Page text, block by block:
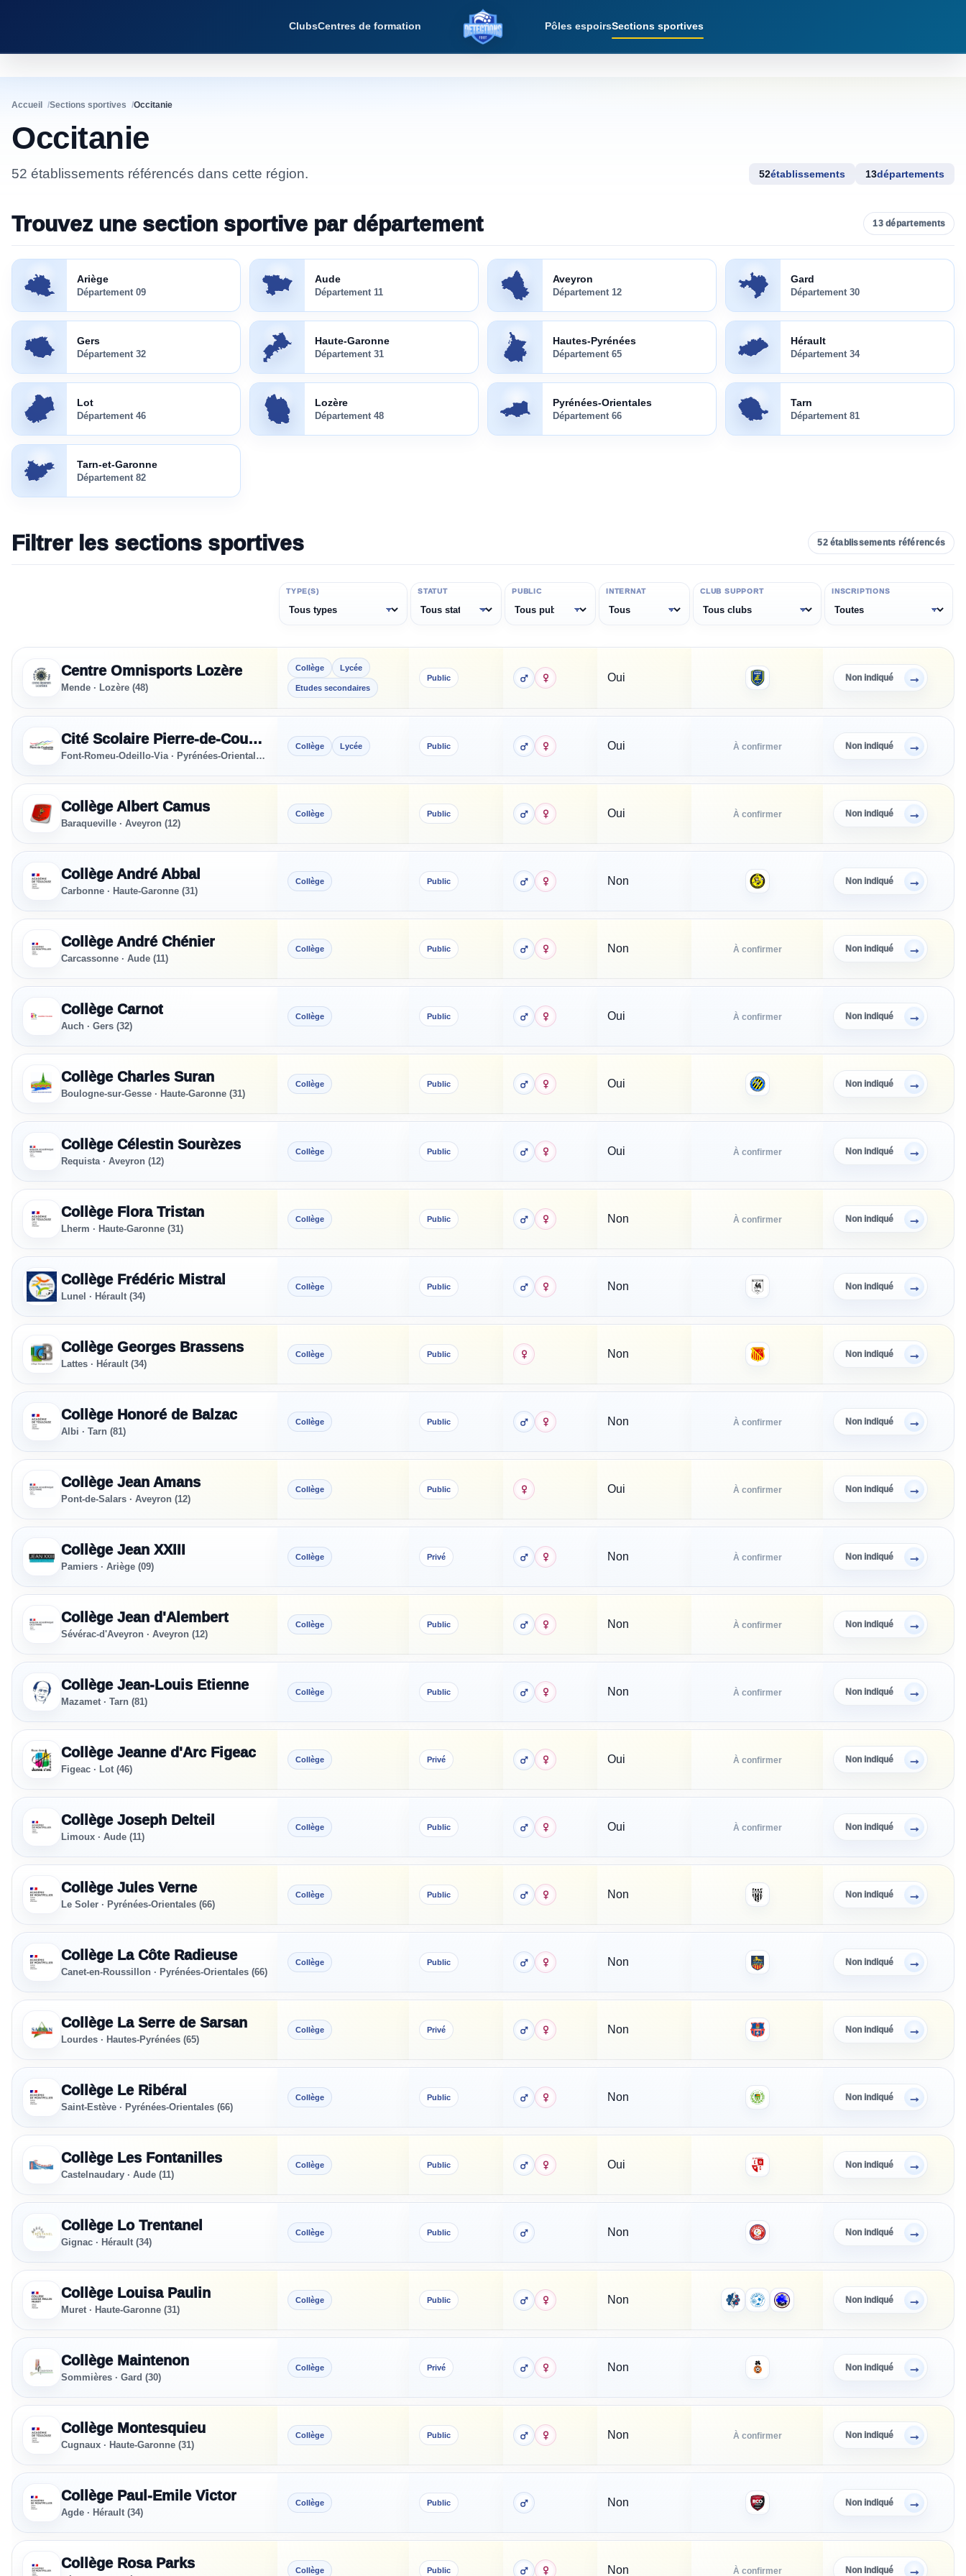
ClubsCentres de formation
Détections Foot
Pôles espoirsSections sportives
Accueil Sections sportives Occitanie
Occitanie
52 établissements référencés dans cette région. 52établissements 13départements
Trouvez une section sportive par département 13 départements
Ariège
Département 09
Aude
Département 11
Aveyron
Aveyron
Département 12
Gard
Gard
Département 30
Gers
Département 32
Haute-Garonne
Haute-Garonne
Département 31
Hautes-Pyrénées
Hautes-Pyrénées
Département 65
Hérault
Département 34
Lot(46
Lot
Département 46
Lozère
Lozère
Département 48
Pyrénées-Orientales
Département 66
Tarn
Département 81
Tarn-et-Garonne
Département 82
Filtrer les sections sportives 52établissements référencés
Sections sportives référencées en Occitanie
TYPE(S) STATUT PUBLIC INTERNAT CLUB SUPPORT INSCRIPTIONS
Centre Omnisports Lozère
Mende · Lozère (48)
Collège Lycée
Etudes secondaires
Public Oui Non indiqué →
Cité Scolaire Pierre-de-Coubertin
Font-Romeu-Odeillo-Via · Pyrénées-Orientales (66)
Collège Lycée Public Oui À confirmer Non indiqué →
Collège Albert Camus
Baraqueville · Aveyron (12)
Collège Public Oui À confirmer Non indiqué →
Collège André Abbal
Carbonne · Haute-Garonne (31)
Collège Public Non Non indiqué →
Collège André Chénier
Carcassonne · Aude (11)
Collège Public Non À confirmer Non indiqué →
Collège Carnot
Auch · Gers (32)
Collège Public Oui À confirmer Non indiqué →
Collège Charles Suran
Boulogne-sur-Gesse · Haute-Garonne (31)
Collège Public Oui Non indiqué →
Collège Célestin Sourèzes
Requista · Aveyron (12)
Collège Public Oui À confirmer Non indiqué →
Collège Flora Tristan
Lherm · Haute-Garonne (31)
Collège Public Non À confirmer Non indiqué →
Collège Frédéric Mistral
Lunel · Hérault (34)
Collège Public Non Non indiqué →
Collège Georges Brassens
Lattes · Hérault (34)
Collège Public Non Non indiqué →
Collège Honoré de Balzac
Albi · Tarn (81)
Collège Public Non À confirmer Non indiqué →
Collège Jean Amans
Pont-de-Salars · Aveyron (12)
Collège Public Oui À confirmer Non indiqué →
Collège Jean XXIII
Pamiers · Ariège (09)
Collège Privé Non À confirmer Non indiqué →
Collège Jean d'Alembert
Sévérac-d'Aveyron · Aveyron (12)
Collège Public Non À confirmer Non indiqué →
Collège Jean-Louis Etienne
Mazamet · Tarn (81)
Collège Public Non À confirmer Non indiqué →
Collège Jeanne d'Arc Figeac
Figeac · Lot (46)
Collège Privé Oui À confirmer Non indiqué →
Collège Joseph Delteil
Limoux · Aude (11)
Collège Public Oui À confirmer Non indiqué →
Collège Jules Verne
Le Soler · Pyrénées-Orientales (66)
Collège Public Non Non indiqué →
Collège La Côte Radieuse
Canet-en-Roussillon · Pyrénées-Orientales (66)
Collège Public Non Non indiqué →
Collège La Serre de Sarsan
Lourdes · Hautes-Pyrénées (65)
Collège Privé Non Non indiqué →
Collège Le Ribéral
Saint-Estève · Pyrénées-Orientales (66)
Collège Public Non Non indiqué →
Collège Les Fontanilles
Castelnaudary · Aude (11)
Collège Public Oui Non indiqué →
Collège Lo Trentanel
Gignac · Hérault (34)
Collège Public Non Non indiqué →
Collège Louisa Paulin
Muret · Haute-Garonne (31)
Collège Public Non Non indiqué →
Collège Maintenon
Sommières · Gard (30)
Collège Privé Non Non indiqué →
Collège Montesquieu
Cugnaux · Haute-Garonne (31)
Collège Public Non À confirmer Non indiqué →
Collège Paul-Emile Victor
Agde · Hérault (34)
Collège Public Non Non indiqué →
Collège Rosa Parks Collège Public Non À confirmer Non indiqué →